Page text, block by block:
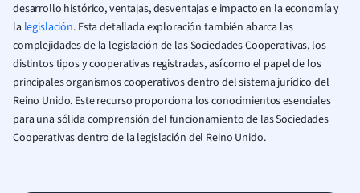
desarrollo histórico, ventajas, desventajas e impacto en la economía y
la legislación. Esta detallada exploración también abarca las
complejidades de la legislación de las Sociedades Cooperativas, los
distintos tipos y cooperativas registradas, así como el papel de los
principales organismos cooperativos dentro del sistema jurídico del
Reino Unido. Este recurso proporciona los conocimientos esenciales
para una sólida comprensión del funcionamiento de las Sociedades
Cooperativas dentro de la legislación del Reino Unido.